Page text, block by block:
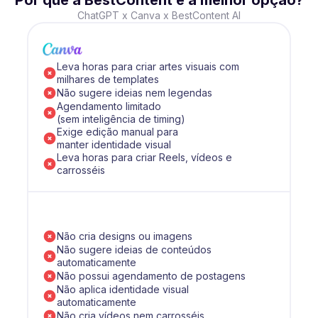
ChatGPT x Canva x BestContent AI
Leva horas para criar artes visuais com
milhares de templates
Não sugere ideias nem legendas
Agendamento limitado
(sem inteligência de timing)
Exige edição manual para
manter identidade visual
Leva horas para criar Reels, vídeos e
carrosséis
Não cria designs ou imagens
Não sugere ideias de conteúdos
automaticamente
Não possui agendamento de postagens
Não aplica identidade visual
automaticamente
Não cria vídeos nem carrosséis